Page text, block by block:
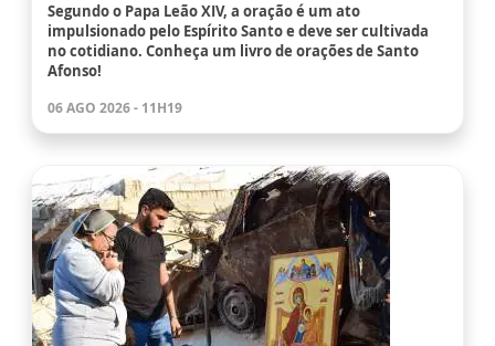
Segundo o Papa Leão XIV, a oração é um ato
impulsionado pelo Espírito Santo e deve ser cultivada
no cotidiano. Conheça um livro de orações de Santo
Afonso!
06 AGO 2026 - 11H19